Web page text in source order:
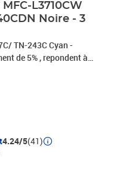
L3710CW
Noire - 3
TN-243C Cyan -
de 5% , repondent à
14001, STMC, CE, ROHS
T3AZUR
4.24/5(41)